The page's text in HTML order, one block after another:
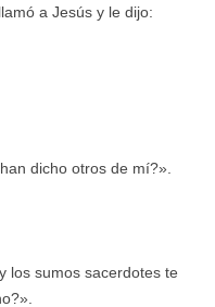
a Jesús y le dijo:
dicho otros de mí?».
los sumos sacerdotes te